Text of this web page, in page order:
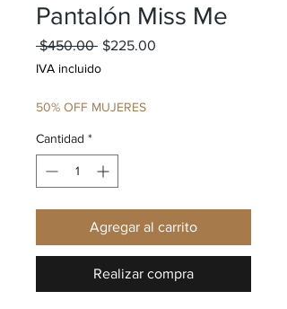
Pantalón Miss Me
$450.00 Precio
$225.00
IVA incluido
50% OFF MUJERES
Cantidad *
Agregar al carrito
Realizar compra